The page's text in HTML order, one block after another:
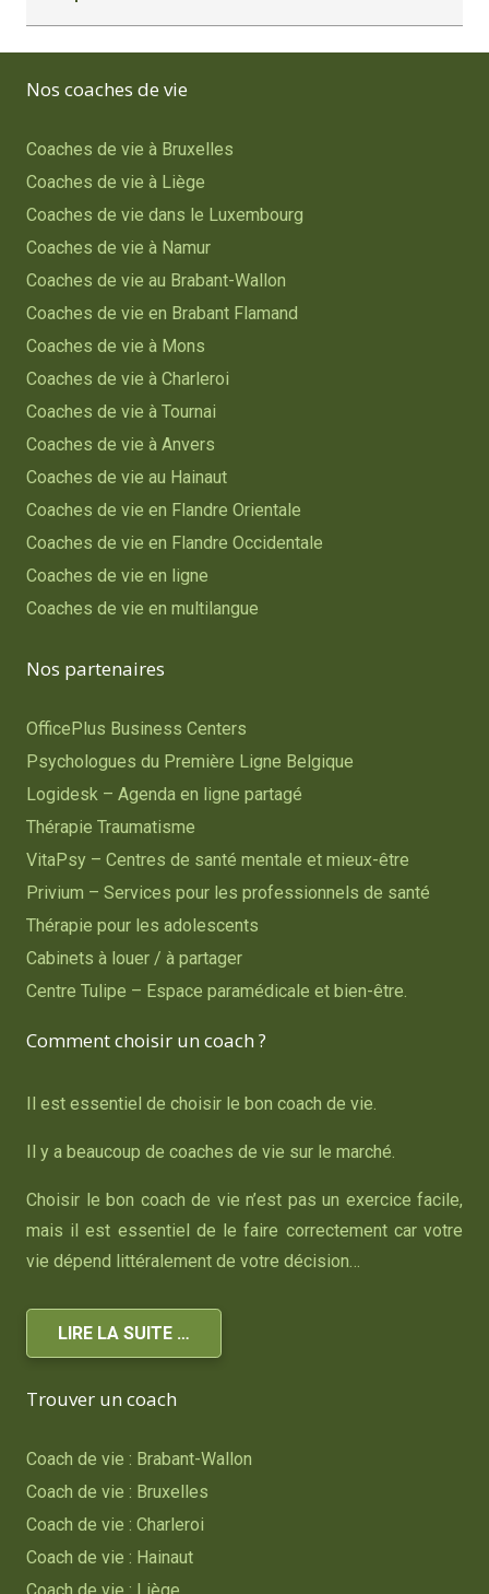
Nos coaches de vie
Coaches de vie à Bruxelles
Coaches de vie à Liège
Coaches de vie dans le Luxembourg
Coaches de vie à Namur
Coaches de vie au Brabant-Wallon
Coaches de vie en Brabant Flamand
Coaches de vie à Mons
Coaches de vie à Charleroi
Coaches de vie à Tournai
Coaches de vie à Anvers
Coaches de vie au Hainaut
Coaches de vie en Flandre Orientale
Coaches de vie en Flandre Occidentale
Coaches de vie en ligne
Coaches de vie en multilangue
Nos partenaires
OfficePlus Business Centers
Psychologues du Première Ligne Belgique
Logidesk – Agenda en ligne partagé
Thérapie Traumatisme
VitaPsy – Centres de santé mentale et mieux-être
Privium – Services pour les professionnels de santé
Thérapie pour les adolescents
Cabinets à louer / à partager
Centre Tulipe – Espace paramédicale et bien-être.
Comment choisir un coach ?
Il est essentiel de choisir le bon coach de vie.
Il y a beaucoup de coaches de vie sur le marché.
Choisir le bon coach de vie n’est pas un exercice facile,
mais il est essentiel de le faire correctement car votre
vie dépend littéralement de votre décision…
LIRE LA SUITE …
Trouver un coach
Coach de vie : Brabant-Wallon
Coach de vie : Bruxelles
Coach de vie : Charleroi
Coach de vie : Hainaut